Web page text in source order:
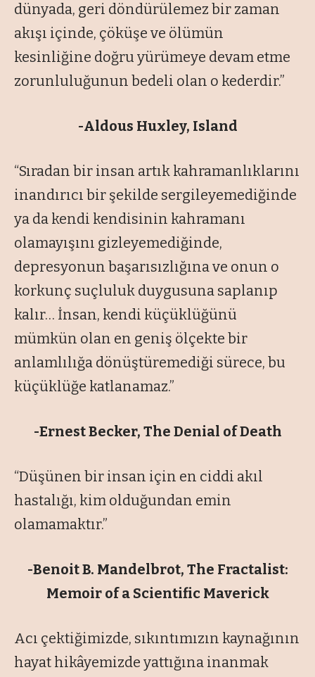
dünyada, geri döndürülemez bir zaman
akışı içinde, çöküşe ve ölümün
kesinliğine doğru yürümeye devam etme
zorunluluğunun bedeli olan o kederdir.”
-Aldous Huxley, Island
“Sıradan bir insan artık kahramanlıklarını
inandırıcı bir şekilde sergileyemediğinde
ya da kendi kendisinin kahramanı
olamayışını gizleyemediğinde,
depresyonun başarısızlığına ve onun o
korkunç suçluluk duygusuna saplanıp
kalır… İnsan, kendi küçüklüğünü
mümkün olan en geniş ölçekte bir
anlamlılığa dönüştüremediği sürece, bu
küçüklüğe katlanamaz.”
-Ernest Becker, The Denial of Death
“Düşünen bir insan için en ciddi akıl
hastalığı, kim olduğundan emin
olamamaktır.”
-Benoit B. Mandelbrot, The Fractalist:
Memoir of a Scientific Maverick
Acı çektiğimizde, sıkıntımızın kaynağının
hayat hikâyemizde yattığına inanmak